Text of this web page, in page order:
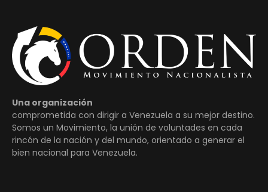
Una organización
comprometida con dirigir a Venezuela a su mejor destino.
Somos un Movimiento, la unión de voluntades en cada
rincón de la nación y del mundo, orientado a generar el
bien nacional para Venezuela.